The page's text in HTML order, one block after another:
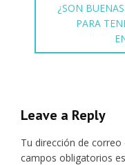
¿SON
PARA
Leave a Reply
Tu dirección de
campos obligatorios